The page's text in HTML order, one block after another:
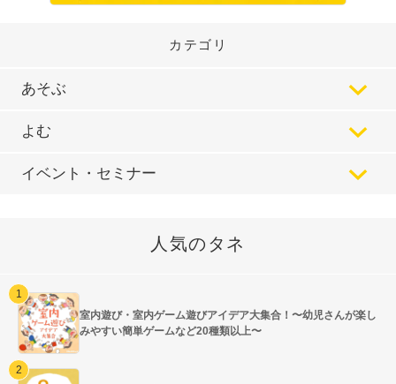
カテゴリ
あそぶ
よむ
イベント・セミナー
人気のタネ
室内遊び・室内ゲーム遊びアイデア大集合！〜幼児さんが楽し
みやすい簡単ゲームなど20種類以上〜